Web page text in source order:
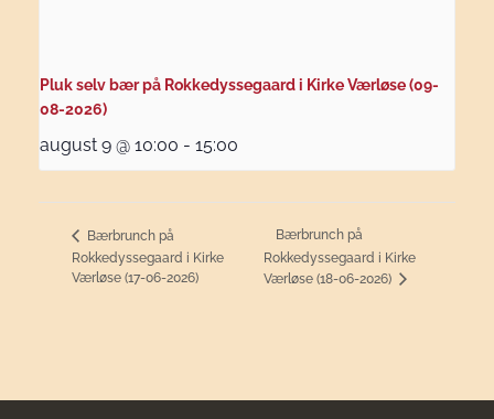
Pluk selv bær på Rokkedyssegaard i Kirke Værløse (09-
08-2026)
august 9 @ 10:00 - 15:00
Bærbrunch på
Rokkedyssegaard i Kirke
Værløse (17-06-2026)
Bærbrunch på
Rokkedyssegaard i Kirke
Værløse (18-06-2026)